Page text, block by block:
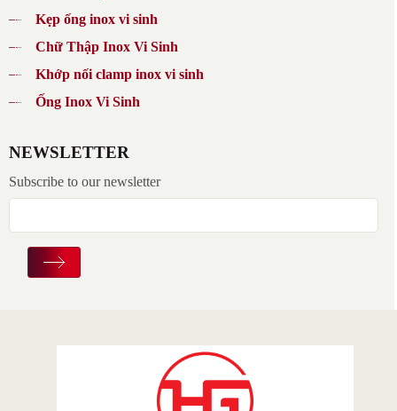
Kẹp ống inox vi sinh
Chữ Thập Inox Vi Sinh
Khớp nối clamp inox vi sinh
Ống Inox Vi Sinh
NEWSLETTER
Subscribe to our newsletter